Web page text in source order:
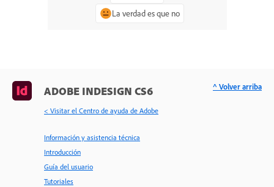
La verdad es que no
ADOBE INDESIGN CS6
< Visitar el Centro de ayuda de Adobe
Información y asistencia técnica
Introducción
Guía del usuario
Tutoriales
^ Volver arriba